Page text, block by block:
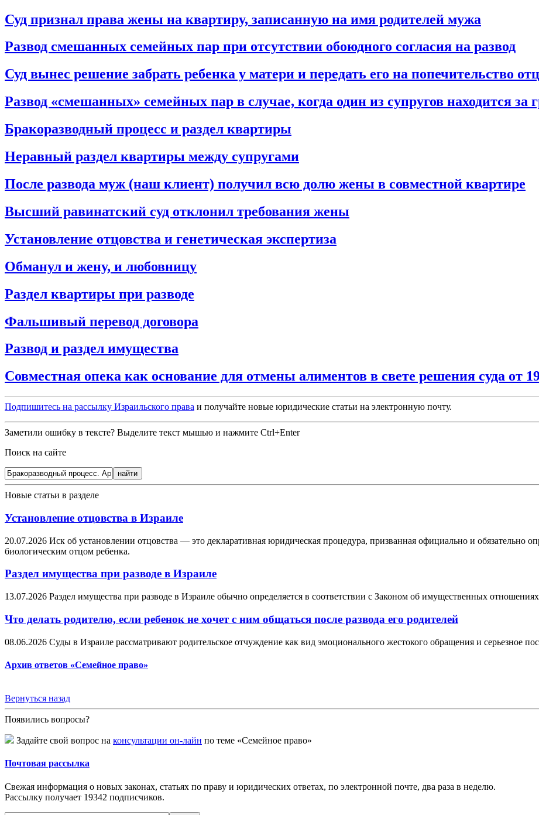
Суд признал права жены на квартиру, записанную на имя родителей мужа
Развод смешанных семейных пар при отсутствии обоюдного согласия на развод
Суд вынес решение забрать ребенка у матери и передать его на попечительство
Развод «смешанных» семейных пар в случае, когда один из супругов находится за
Бракоразводный процесс и раздел квартиры
Неравный раздел квартиры между супругами
После развода муж (наш клиент) получил всю долю жены в совместной квартире
Высший равинатский суд отклонил требования жены
Установление отцовства и генетическая экспертиза
Обманул и жену, и любовницу
Раздел квартиры при разводе
Фальшивый перевод договора
Развод и раздел имущества
Совместная опека как основание для отмены алиментов в свете решения суда от
Подпишитесь на рассылку Израильского права и получайте новые юридические статьи на электронную почту.
Заметили ошибку в тексте? Выделите текст мышью и нажмите Ctrl+Enter
Поиск на сайте
Новые статьи в разделе
Установление отцовства в Израиле
20.07.2026 Иск об установлении отцовства — это декларативная юридическая процедура, призванная официально и обязательно
биологическим отцом ребенка.
Раздел имущества при разводе в Израиле
13.07.2026 Раздел имущества при разводе в Израиле обычно определяется в соответствии с Законом об имущественных
Что делать родителю, если ребенок не хочет с ним общаться после развода его родителей
08.06.2026 Суды в Израиле рассматривают родительское отчуждение как вид эмоционального жестокого обращения и серьезное
Архив ответов «Семейное право»
Вернуться назад
Появились вопросы?
Задайте свой вопрос на консультации он-лайн по теме «Семейное право»
Почтовая рассылка
Свежая информация о новых законах, статьях по праву и юридических ответах, по электронной почте, два раза в неделю.
Рассылку получает 19342 подписчиков.